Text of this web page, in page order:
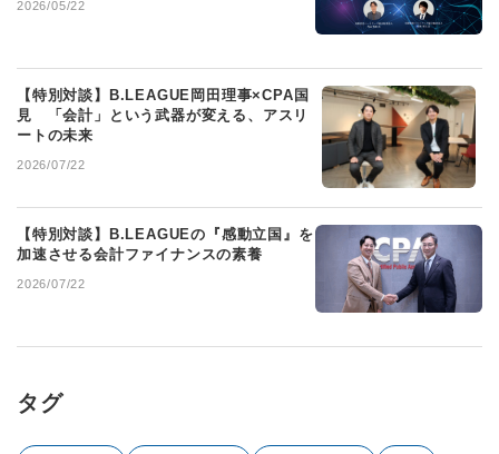
2026/05/22
【特別対談】B.LEAGUE岡田理事×CPA国
見 「会計」という武器が変える、アスリ
ートの未来
2026/07/22
【特別対談】B.LEAGUEの『感動立国』を
加速させる会計ファイナンスの素養
2026/07/22
タグ